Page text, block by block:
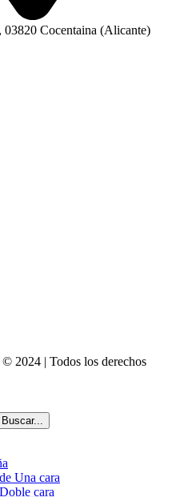
03820 Cocentaina (Alicante)
2024 | Todos los derechos
Buscar...
Una cara
cara